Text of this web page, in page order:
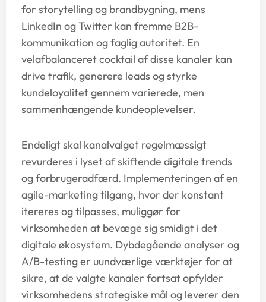
for storytelling og brandbygning, mens
LinkedIn og Twitter kan fremme B2B-
kommunikation og faglig autoritet. En
velafbalanceret cocktail af disse kanaler kan
drive trafik, generere leads og styrke
kundeloyalitet gennem varierede, men
sammenhængende kundeoplevelser.
Endeligt skal kanalvalget regelmæssigt
revurderes i lyset af skiftende digitale trends
og forbrugeradfærd. Implementeringen af en
agile-marketing tilgang, hvor der konstant
itereres og tilpasses, muliggør for
virksomheden at bevæge sig smidigt i det
digitale økosystem. Dybdegående analyser og
A/B-testing er uundværlige værktøjer for at
sikre, at de valgte kanaler fortsat opfylder
virksomhedens strategiske mål og leverer den